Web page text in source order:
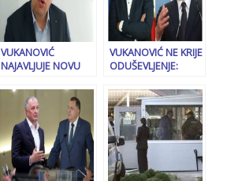
VUKANOVIĆ
NAJAVLJUJE NOVU
Krišto više nema
pravo na grešku,
ukoliko se to dogodi
– gotovo je…
VUKANOVIĆ NE KRIJE
ODUŠEVLJENJE:
Sremskoj Mitrovici,
patrijarh Porfirije
nije došao, Dodik,
Knežević i Stevandić
splačine…”